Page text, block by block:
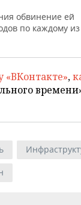
обвинение ей
по каждому
«ВКонтакте»,